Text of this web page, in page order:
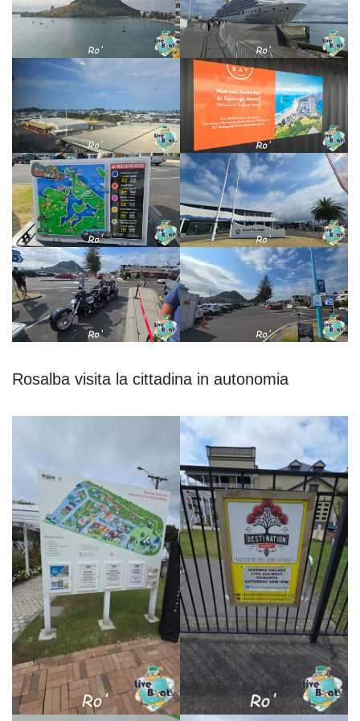
Rosalba visita la cittadina in autonomia